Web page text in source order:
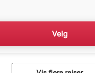
Velg